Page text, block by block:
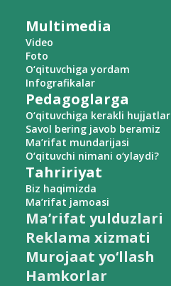
Multimedia
Video
Foto
O‘qituvchiga yordam
Infografikalar
Pedagoglarga
O‘qituvchiga kerakli hujjatlar
Savol bering javob beramiz
Ma’rifat mundarijasi
O‘qituvchi nimani o‘ylaydi?
Tahririyat
Biz haqimizda
Ma’rifat jamoasi
Ma’rifat yulduzlari
Reklama xizmati
Murojaat yo‘llash
Hamkorlar